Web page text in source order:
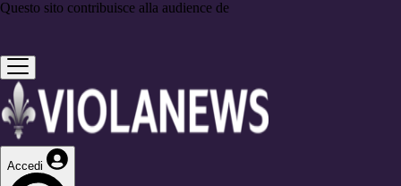
Questo sito contribuisce alla audience de
Accedi